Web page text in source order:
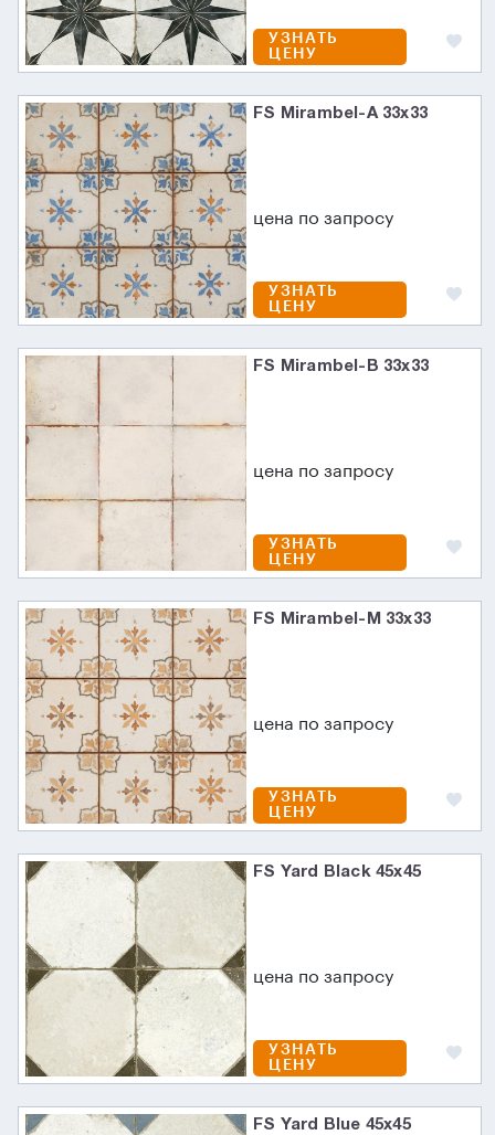
УЗНАТЬ
ЦЕНУ
FS Mirambel-A 33x33
цена по запросу
УЗНАТЬ
ЦЕНУ
FS Mirambel-B 33x33
цена по запросу
УЗНАТЬ
ЦЕНУ
FS Mirambel-M 33x33
цена по запросу
УЗНАТЬ
ЦЕНУ
FS Yard Black 45x45
цена по запросу
УЗНАТЬ
ЦЕНУ
FS Yard Blue 45x45